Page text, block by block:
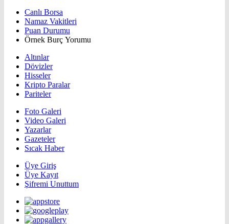
Canlı Borsa
Namaz Vakitleri
Puan Durumu
Örnek Burç Yorumu
Altınlar
Dövizler
Hisseler
Kripto Paralar
Pariteler
Foto Galeri
Video Galeri
Yazarlar
Gazeteler
Sıcak Haber
Üye Giriş
Üye Kayıt
Şifremi Unuttum